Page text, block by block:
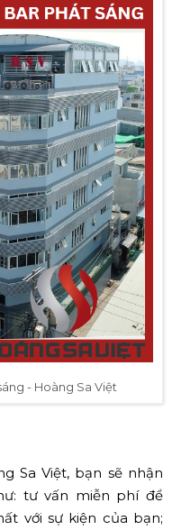
- Hoàng Sa Việt
Sa Việt, bạn sẽ nhận
tư vấn miễn phí để
với sự kiện của bạn;